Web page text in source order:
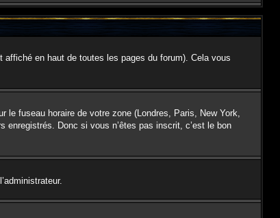
affiché en haut de toutes les pages du forum). Cela vous
le fuseau horaire de votre zone (Londres, Paris, New York,
enregistrés. Donc si vous n’êtes pas inscrit, c’est le bon